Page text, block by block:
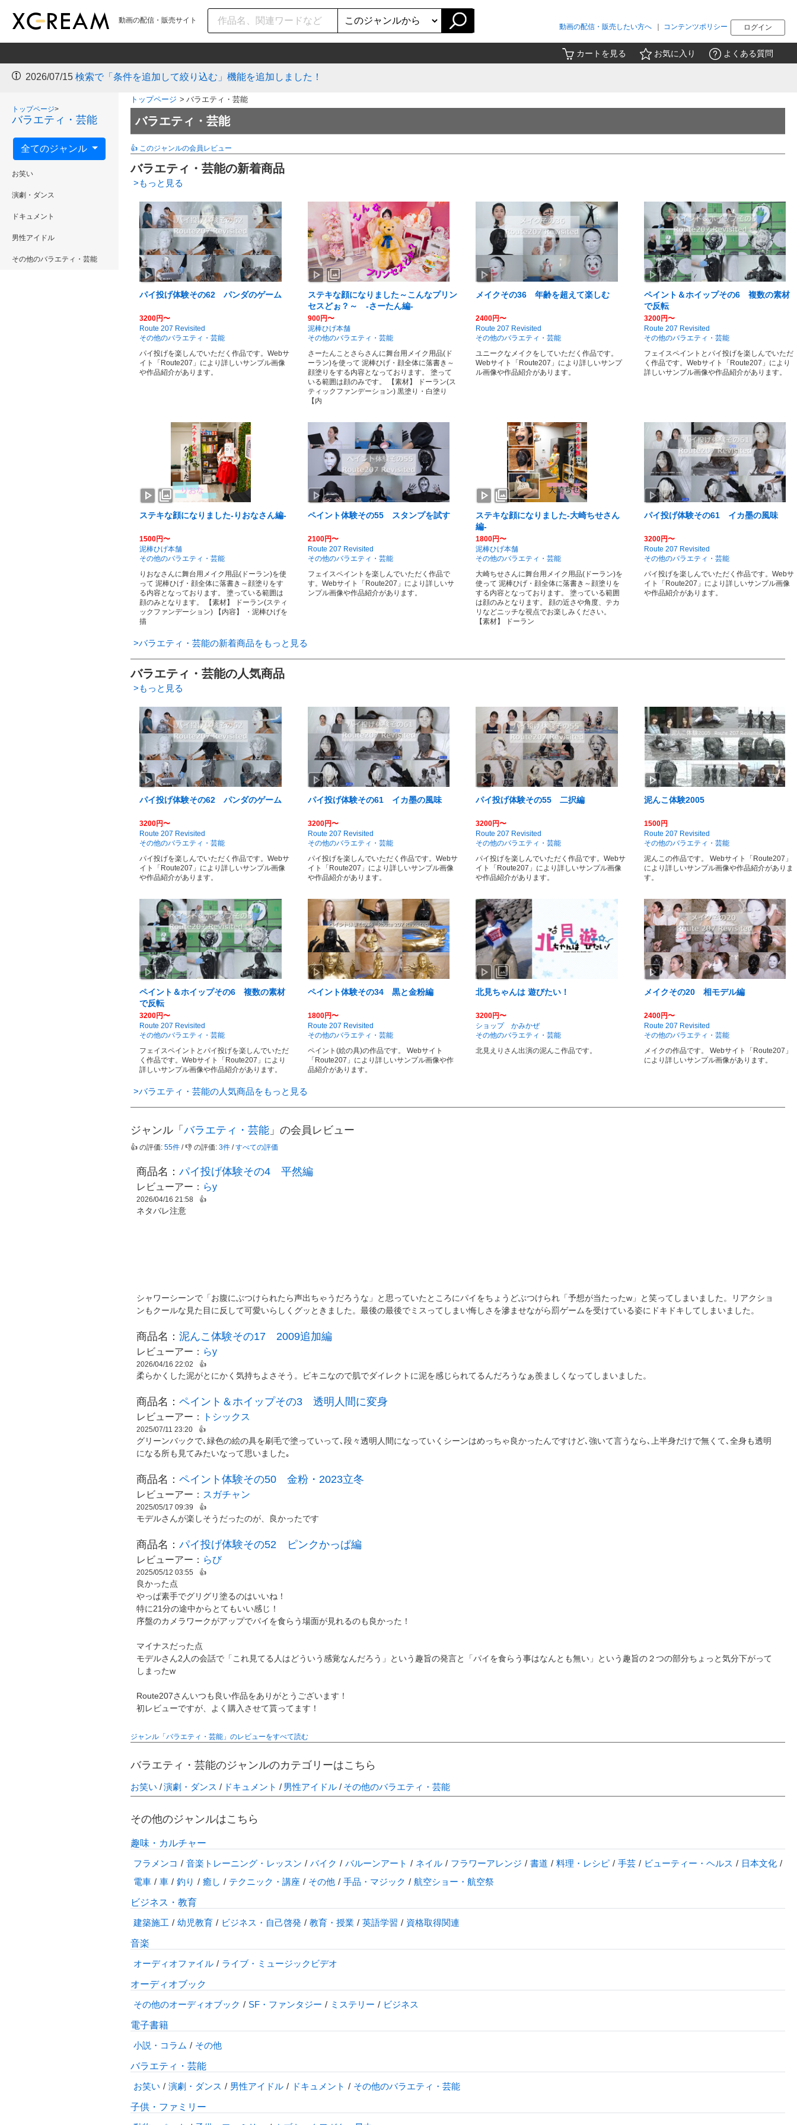
動画の配信・販売サイト
ログイン
コンテンツポリシー
動画の配信・販売したい方へ
カートを見る お気に入り よくある質問
2026/07/15 検索で「条件を追加して絞り込む」機能を追加しました！
トップページ>
バラエティ・芸能
全てのジャンル
お笑い
演劇・ダンス
ドキュメント
男性アイドル
その他のバラエティ・芸能
トップページ > バラエティ・芸能
バラエティ・芸能
👍 このジャンルの会員レビュー
バラエティ・芸能の新着商品
>もっと見る
play_arrow
パイ投げ体験その62 パンダのゲーム
3200円〜
Route 207 Revisited
その他のバラエティ・芸能
パイ投げを楽しんでいただく作品です。Webサ
イト「Route207」により詳しいサンプル画像
や作品紹介があります。
play_arrow photo_library
ステキな顔になりました～こんなプリン
セスどぉ？～ -さーたん編-
900円〜
泥棒ひげ本舗
その他のバラエティ・芸能
さーたんことさらさんに舞台用メイク用品(ド
ーラン)を使って 泥棒ひげ・顔全体に落書き～
顔塗りをする内容となっております。 塗って
いる範囲は顔のみです。 【素材】 ドーラン(ス
ティックファンデーション) 黒塗り・白塗り
【内
play_arrow
メイクその36 年齢を超えて楽しむ
2400円〜
Route 207 Revisited
その他のバラエティ・芸能
ユニークなメイクをしていただく作品です。
Webサイト「Route207」により詳しいサンプ
ル画像や作品紹介があります。
play_arrow
ペイント＆ホイップその6 複数の素材
で反転
3200円〜
Route 207 Revisited
その他のバラエティ・芸能
フェイスペイントとパイ投げを楽しんでいただ
く作品です。Webサイト「Route207」により
詳しいサンプル画像や作品紹介があります。
play_arrow photo_library
ステキな顔になりました-りおなさん編-
1500円〜
泥棒ひげ本舗
その他のバラエティ・芸能
りおなさんに舞台用メイク用品(ドーラン)を使
って 泥棒ひげ・顔全体に落書き～顔塗りをす
る内容となっております。 塗っている範囲は
顔のみとなります。 【素材】 ドーラン(スティ
ックファンデーション) 【内容】 ・泥棒ひげを
描
play_arrow
ペイント体験その55 スタンプを試す
2100円〜
Route 207 Revisited
その他のバラエティ・芸能
フェイスペイントを楽しんでいただく作品で
す。Webサイト「Route207」により詳しいサ
ンプル画像や作品紹介があります。
play_arrow photo_library
ステキな顔になりました-大崎ちせさん
編-
1800円〜
泥棒ひげ本舗
その他のバラエティ・芸能
大崎ちせさんに舞台用メイク用品(ドーラン)を
使って 泥棒ひげ・顔全体に落書き～顔塗りを
する内容となっております。 塗っている範囲
は顔のみとなります。 顔の近さや角度、テカ
リなどニッチな視点でお楽しみください。
【素材】 ドーラン
play_arrow
パイ投げ体験その61 イカ墨の風味
3200円〜
Route 207 Revisited
その他のバラエティ・芸能
パイ投げを楽しんでいただく作品です。Webサ
イト「Route207」により詳しいサンプル画像
や作品紹介があります。
>バラエティ・芸能の新着商品をもっと見る
バラエティ・芸能の人気商品
>もっと見る
play_arrow
パイ投げ体験その62 パンダのゲーム
3200円〜
Route 207 Revisited
その他のバラエティ・芸能
パイ投げを楽しんでいただく作品です。Webサ
イト「Route207」により詳しいサンプル画像
や作品紹介があります。
play_arrow
パイ投げ体験その61 イカ墨の風味
3200円〜
Route 207 Revisited
その他のバラエティ・芸能
パイ投げを楽しんでいただく作品です。Webサ
イト「Route207」により詳しいサンプル画像
や作品紹介があります。
play_arrow
パイ投げ体験その55 二択編
3200円〜
Route 207 Revisited
その他のバラエティ・芸能
パイ投げを楽しんでいただく作品です。Webサ
イト「Route207」により詳しいサンプル画像
や作品紹介があります。
play_arrow
泥んこ体験2005
1500円
Route 207 Revisited
その他のバラエティ・芸能
泥んこの作品です。 Webサイト「Route207」
により詳しいサンプル画像や作品紹介がありま
す。
play_arrow
ペイント＆ホイップその6 複数の素材
で反転
3200円〜
Route 207 Revisited
その他のバラエティ・芸能
フェイスペイントとパイ投げを楽しんでいただ
く作品です。Webサイト「Route207」により
詳しいサンプル画像や作品紹介があります。
play_arrow
ペイント体験その34 黒と金粉編
1800円〜
Route 207 Revisited
その他のバラエティ・芸能
ペイント(絵の具)の作品です。 Webサイト
「Route207」により詳しいサンプル画像や作
品紹介があります。
play_arrow photo_library
北見ちゃんは 遊びたい！
3200円〜
ショップ かみかぜ
その他のバラエティ・芸能
北見えりさん出演の泥んこ作品です。
play_arrow
メイクその20 相モデル編
2400円〜
Route 207 Revisited
その他のバラエティ・芸能
メイクの作品です。 Webサイト「Route207」
により詳しいサンプル画像があります。
>バラエティ・芸能の人気商品をもっと見る
ジャンル「 バラエティ・芸能 」の会員レビュー
👍 の評価: 55件 / 👎 の評価: 3件 /すべての評価
商品名： パイ投げ体験その4 平然編
レビューアー： らy
2026/04/16 21:58 👍
ネタバレ注意
シャワーシーンで「お腹にぶつけられたら声出ちゃうだろうな」と思っていたところにパイをちょうどぶつけられ「予想が当たったw」と笑ってしまいました。リアクショ
ンもクールな見た目に反して可愛いらしくグッときました。最後の最後でミスってしまい悔しさを滲ませながら罰ゲームを受けている姿にドキドキしてしまいました。
商品名： 泥んこ体験その17 2009追加編
レビューアー： らy
2026/04/16 22:02 👍
柔らかくした泥がとにかく気持ちよさそう。ビキニなので肌でダイレクトに泥を感じられてるんだろうなぁ羨ましくなってしまいました。
商品名： ペイント＆ホイップその3 透明人間に変身
レビューアー： トシックス
2025/07/11 23:20 👍
グリーンバックで､緑色の絵の具を刷毛で塗っていって､段々透明人間になっていくシーンはめっちゃ良かったんですけど､強いて言うなら､上半身だけで無くて､全身も透明
になる所も見てみたいなって思いました｡
商品名： ペイント体験その50 金粉・2023立冬
レビューアー： スガチャン
2025/05/17 09:39 👍
モデルさんが楽しそうだったのが、良かったです
商品名： パイ投げ体験その52 ピンクかっぱ編
レビューアー： らび
2025/05/12 03:55 👍
良かった点
やっぱ素手でグリグリ塗るのはいいね！
特に21分の途中からとてもいい感じ！
序盤のカメラワークがアップでパイを食らう場面が見れるのも良かった！
マイナスだった点
モデルさん2人の会話で「これ見てる人はどういう感覚なんだろう」という趣旨の発言と「パイを食らう事はなんとも無い」という趣旨の２つの部分ちょっと気分下がって
しまったw
Route207さんいつも良い作品をありがとうございます！
初レビューですが、よく購入させて貰ってます！
ジャンル「バラエティ・芸能」のレビューをすべて読む
バラエティ・芸能のジャンルのカテゴリーはこちら
お笑い 演劇・ダンス ドキュメント 男性アイドル その他のバラエティ・芸能
その他のジャンルはこちら
趣味・カルチャー
フラメンコ
音楽トレーニング・レッスン バイク バルーンアート ネイル フラワーアレンジ 書道 料理・レシピ 手芸 ビューティー・ヘルス
日本文化
電車
車 釣り 癒し テクニック・講座 その他 手品・マジック 航空ショー・航空祭
ビジネス・教育
建築施工
幼児教育 ビジネス・自己啓発 教育・授業 英語学習 資格取得関連
音楽
オーディオファイル
ライブ・ミュージックビデオ
オーディオブック
その他のオーディオブック
SF・ファンタジー ミステリー ビジネス
電子書籍
小説・コラム
その他
バラエティ・芸能
お笑い
演劇・ダンス 男性アイドル ドキュメント その他のバラエティ・芸能
子供・ファミリー